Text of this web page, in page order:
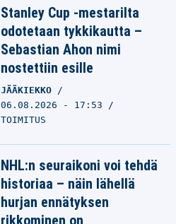
Stanley Cup -mestarilta
odotetaan tykkikautta –
Sebastian Ahon nimi
nostettiin esille
JÄÄKIEKKO
06.08.2026 - 17:53
TOIMITUS
NHL:n seuraikoni voi tehdä
historiaa – näin lähellä
hurjan ennätyksen
rikkominen on